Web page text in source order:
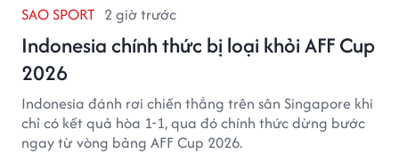
SAO SPORT 2 giờ trước
Indonesia chính thức bị loại khỏi AFF Cup
2026
Indonesia đánh rơi chiến thắng trên sân Singapore khi
chỉ có kết quả hòa 1-1, qua đó chính thức dừng bước
ngay từ vòng bảng AFF Cup 2026.